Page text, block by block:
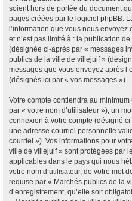
soient hors de portée du document
pages créées par le logiciel phpBB.
l’information que vous nous
et n’est pas limité à : la publication
(désignée ci-après par « messages
publics de la ville de villejuif »
messages que vous envoyez après
(désignés ici par « vos messages »).
Votre compte contiendra au
par « votre nom d’utilisateur »), un
connexion à votre compte (désigné
une adresse courriel personnelle
courriel »). Vos informations pour
ville de villejuif » sont protégées par
applicables dans le pays qui nous
votre nom d’utilisateur, de votre mot
requise par « Marchés publics de la
d’enregistrement, qu’elle soit